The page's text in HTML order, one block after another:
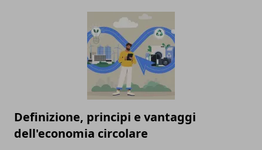
Definizione, principi e vantaggi
dell'economia circolare